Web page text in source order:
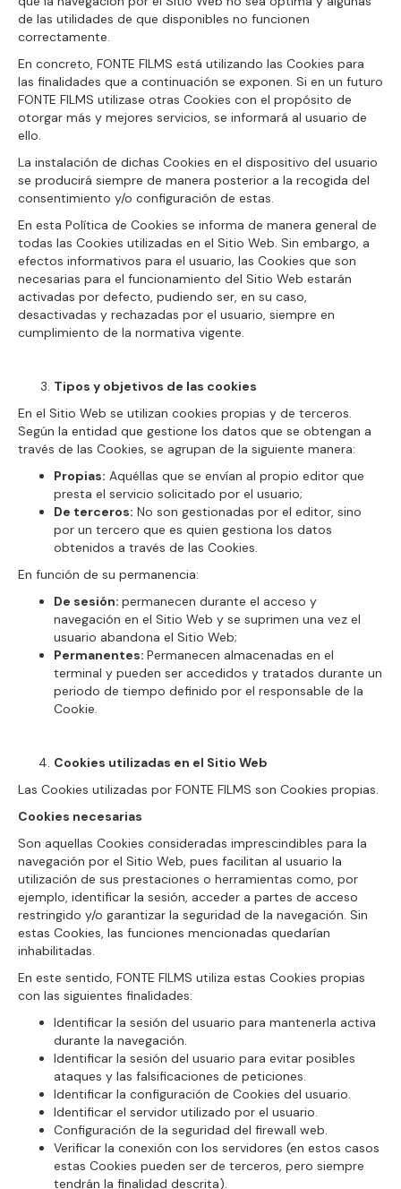
de las utilidades de que disponibles no funcionen
correctamente.
En concreto, FONTE FILMS está utilizando las Cookies para
las finalidades que a continuación se exponen. Si en un futuro
FONTE FILMS utilizase otras Cookies con el propósito de
otorgar más y mejores servicios, se informará al usuario de
ello.
La instalación de dichas Cookies en el dispositivo del usuario
se producirá siempre de manera posterior a la recogida del
consentimiento y/o configuración de estas.
En esta Política de Cookies se informa de manera general de
todas las Cookies utilizadas en el Sitio Web. Sin embargo, a
efectos informativos para el usuario, las Cookies que son
necesarias para el funcionamiento del Sitio Web estarán
activadas por defecto, pudiendo ser, en su caso,
desactivadas y rechazadas por el usuario, siempre en
cumplimiento de la normativa vigente.
Tipos y objetivos de las cookies
En el Sitio Web se utilizan cookies propias y de terceros.
Según la entidad que gestione los datos que se obtengan a
través de las Cookies, se agrupan de la siguiente manera:
Propias: Aquéllas que se envían al propio editor que
presta el servicio solicitado por el usuario;
De terceros: No son gestionadas por el editor, sino
por un tercero que es quien gestiona los datos
obtenidos a través de las Cookies.
En función de su permanencia:
De sesión: permanecen durante el acceso y
navegación en el Sitio Web y se suprimen una vez el
usuario abandona el Sitio Web;
Permanentes: Permanecen almacenadas en el
terminal y pueden ser accedidos y tratados durante un
periodo de tiempo definido por el responsable de la
Cookie.
Cookies utilizadas en el Sitio Web
Las Cookies utilizadas por FONTE FILMS son Cookies propias.
Cookies necesarias
Son aquellas Cookies consideradas imprescindibles para la
navegación por el Sitio Web, pues facilitan al usuario la
utilización de sus prestaciones o herramientas como, por
ejemplo, identificar la sesión, acceder a partes de acceso
restringido y/o garantizar la seguridad de la navegación. Sin
estas Cookies, las funciones mencionadas quedarían
inhabilitadas.
En este sentido, FONTE FILMS utiliza estas Cookies propias
con las siguientes finalidades:
Identificar la sesión del usuario para mantenerla activa
durante la navegación.
Identificar la sesión del usuario para evitar posibles
ataques y las falsificaciones de peticiones.
Identificar la configuración de Cookies del usuario.
Identificar el servidor utilizado por el usuario.
Configuración de la seguridad del firewall web.
Verificar la conexión con los servidores (en estos casos
estas Cookies pueden ser de terceros, pero siempre
tendrán la finalidad descrita).